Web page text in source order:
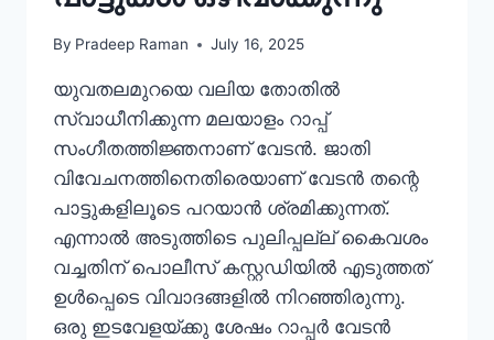
By Pradeep Raman July 16, 2025
യുവതലമുറയെ വലിയ തോതില്‍
സ്വാധീനിക്കുന്ന മലയാളം റാപ്പ്
സംഗീതത്തിജ്ഞനാണ് വേടന്‍. ജാതി
വിവേചനത്തിനെതിരെയാണ് വേടന്‍ തന്റെ
പാട്ടുകളിലൂടെ പറയാന്‍ ശ്രമിക്കുന്നത്.
എന്നാല്‍ അടുത്തിടെ പുലിപ്പല്ല് കൈവശം
വച്ചതിന് പൊലീസ് കസ്റ്റഡിയില്‍ എടുത്തത്
ഉള്‍പ്പെടെ വിവാദങ്ങളില്‍ നിറഞ്ഞിരുന്നു.
ഒരു ഇടവേളയ്ക്കു ശേഷം റാപ്പര്‍ വേടന്‍